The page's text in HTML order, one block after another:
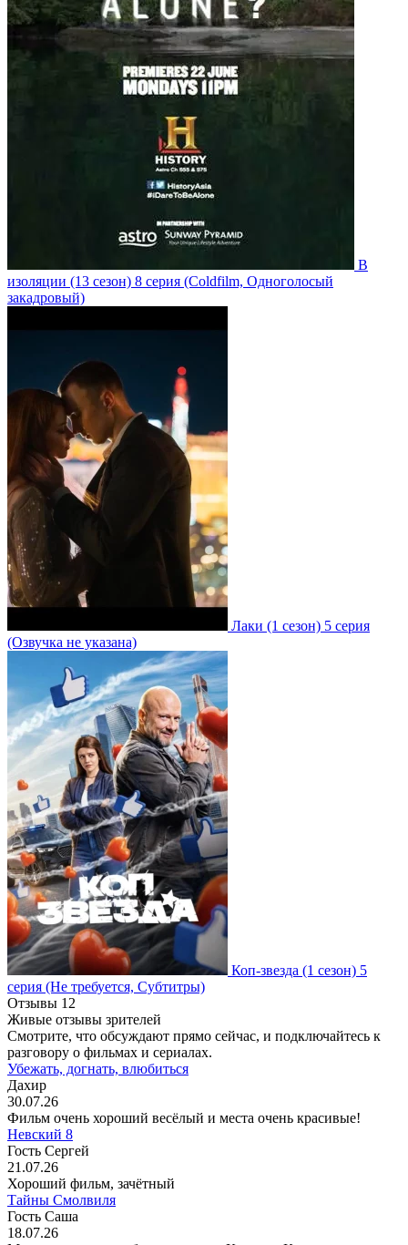
В
изоляции (13 сезон) 8 серия (Coldfilm, Одноголосый
закадровый)
Лаки (1 сезон) 5 серия
(Озвучка не указана)
Коп-звезда (1 сезон) 5
серия (Не требуется, Субтитры)
Отзывы 12
Живые отзывы зрителей
Смотрите, что обсуждают прямо сейчас, и подключайтесь к
разговору о фильмах и сериалах.
Убежать, догнать, влюбиться
Дахир
30.07.26
Фильм очень хороший весёлый и места очень красивые!
Невский 8
Гость Сергей
21.07.26
Хороший фильм, зачётный
Тайны Смолвиля
Гость Саша
18.07.26